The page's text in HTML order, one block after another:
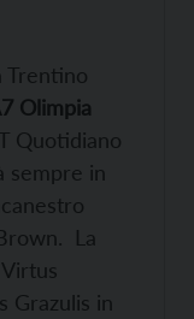
Trentino
Olimpia
Quotidiano
sempre in
La
Grazulis in